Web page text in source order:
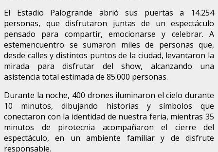
El Estadio Palogrande abrió sus puertas a 14.254
personas, que disfrutaron juntas de un espectáculo
pensado para compartir, emocionarse y celebrar. A
estemencuentro se sumaron miles de personas que,
desde calles y distintos puntos de la ciudad, levantaron la
mirada para disfrutar del show, alcanzando una
asistencia total estimada de 85.000 personas.
Durante la noche, 400 drones iluminaron el cielo durante
10 minutos, dibujando historias y símbolos que
conectaron con la identidad de nuestra feria, mientras 35
minutos de pirotecnia acompañaron el cierre del
espectáculo, en un ambiente familiar y de disfrute
responsable.